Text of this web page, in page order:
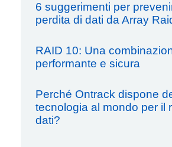
6 suggerimenti per
perdita di dati da Array
RAID 10: Una
performante e sicura
Perché Ontrack dispone
tecnologia al mondo per il
dati?